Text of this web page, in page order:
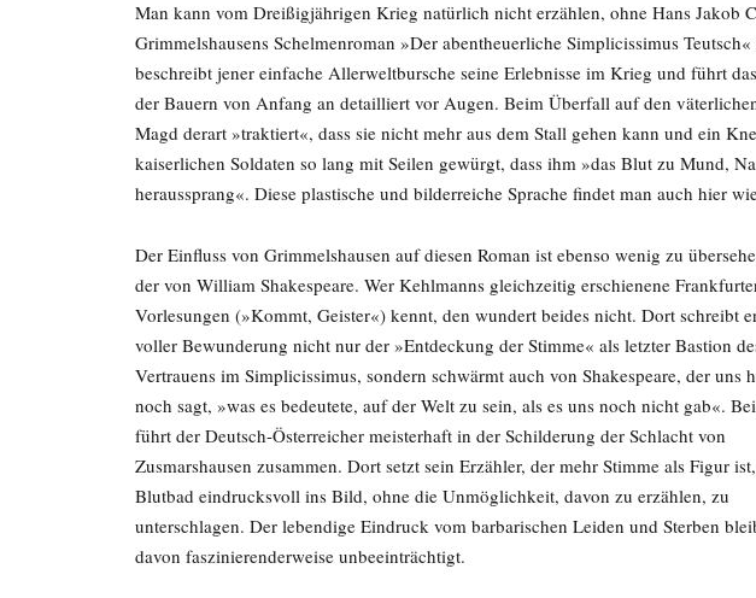
Man kann vom Dreißigjährigen Krieg natürlich nicht erzählen, ohne Hans Jakob
Grimmelshausens Schelmenroman »Der abentheuerliche Simplicissimus
beschreibt jener einfache Allerweltbursche seine Erlebnisse im Krieg und führt
der Bauern von Anfang an detailliert vor Augen. Beim Überfall auf den
Magd derart »traktiert«, dass sie nicht mehr aus dem Stall gehen kann und ein
kaiserlichen Soldaten so lang mit Seilen gewürgt, dass ihm »das Blut zu Mund,
heraussprang«. Diese plastische und bilderreiche Sprache findet man auch hier
Der Einfluss von Grimmelshausen auf diesen Roman ist ebenso wenig zu
der von William Shakespeare. Wer Kehlmanns gleichzeitig erschienene
Vorlesungen (»Kommt, Geister«) kennt, den wundert beides nicht. Dort schreibt
voller Bewunderung nicht nur der »Entdeckung der Stimme« als letzter Bastion
Vertrauens im Simplicissimus, sondern schwärmt auch von Shakespeare, der uns
noch sagt, »was es bedeutete, auf der Welt zu sein, als es uns noch nicht gab«.
führt der Deutsch-Österreicher meisterhaft in der Schilderung der Schlacht von
Zusmarshausen zusammen. Dort setzt sein Erzähler, der mehr Stimme als Figur
Blutbad eindrucksvoll ins Bild, ohne die Unmöglichkeit, davon zu erzählen, zu
unterschlagen. Der lebendige Eindruck vom barbarischen Leiden und Sterben
davon faszinierenderweise unbeeinträchtigt.